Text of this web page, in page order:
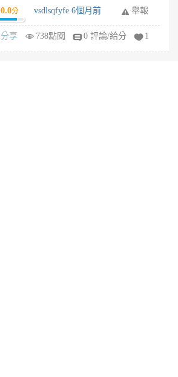
0.0分 vsdlsqfyfe 6個月前 舉報
分享 738點閱 0 評論/給分 1